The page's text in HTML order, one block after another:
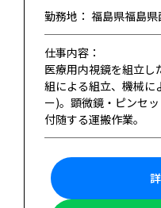
勤務地： 福島県福島
仕事内容：
医療用内視鏡を組立し
組による組立、機械に
ー)。顕微鏡・ピンセ
付随する運搬作業。